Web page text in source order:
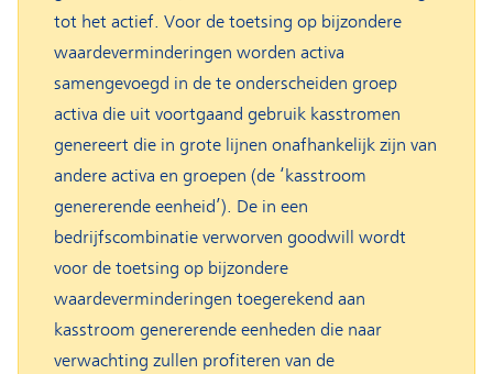
tot het actief. Voor de toetsing op bijzondere
waardeverminderingen worden activa
samengevoegd in de te onderscheiden groep
activa die uit voortgaand gebruik kasstromen
genereert die in grote lijnen onafhankelijk zijn van
andere activa en groepen (de ‘kasstroom
genererende eenheid’). De in een
bedrijfscombinatie verworven goodwill wordt
voor de toetsing op bijzondere
waardeverminderingen toegerekend aan
kasstroom genererende eenheden die naar
verwachting zullen profiteren van de